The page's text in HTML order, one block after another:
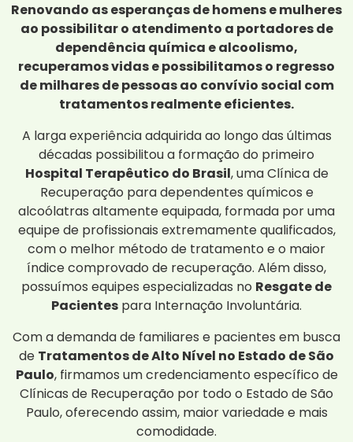
Renovando as esperanças de homens e mulheres
ao possibilitar o atendimento a portadores de
dependência química e alcoolismo,
recuperamos vidas e possibilitamos o regresso
de milhares de pessoas ao convívio social com
tratamentos realmente eficientes.
A larga experiência adquirida ao longo das últimas
décadas possibilitou a formação do primeiro
Hospital Terapêutico do Brasil, uma Clínica de
Recuperação para dependentes químicos e
alcoólatras altamente equipada, formada por uma
equipe de profissionais extremamente qualificados,
com o melhor método de tratamento e o maior
índice comprovado de recuperação. Além disso,
possuímos equipes especializadas no Resgate de
Pacientes para Internação Involuntária.
Com a demanda de familiares e pacientes em busca
de Tratamentos de Alto Nível no Estado de São
Paulo, firmamos um credenciamento específico de
Clínicas de Recuperação por todo o Estado de São
Paulo, oferecendo assim, maior variedade e mais
comodidade.